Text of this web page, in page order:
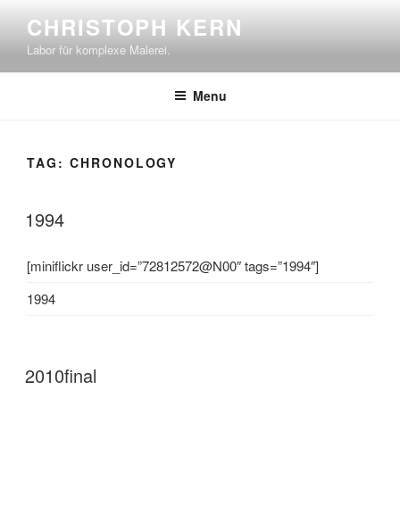
content
CHRISTOPH KERN
Labor für komplexe Malerei.
Menu
TAG: CHRONOLOGY
1994
[miniflickr user_id=”72812572@N00″ tags=”1994″]
1994
2010final